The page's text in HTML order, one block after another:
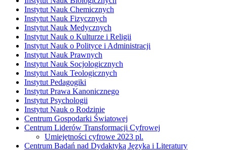
Instytut Nauk Chemicznych
Instytut Nauk Fizycznych
Instytut Nauk Medycznych
Instytut Nauk o Kulturze i Religii
Instytut Nauk o Polityce i Administracji
Instytut Nauk Prawnych
Instytut Nauk Socjologicznych
Instytut Nauk Teologicznych
Instytut Pedagogiki
Instytut Prawa Kanonicznego
Instytut Psychologii
Instytut Nauk o Rodzinie
Centrum Gospodarki Światowej
Centrum Liderów Transformacji Cyfrowej
Umiejętności cyfrowe 2023 pl.
Centrum Badań nad Dydaktyką Języka i Literatury